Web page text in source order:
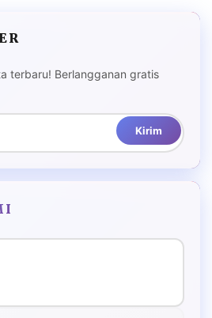
terbaru! Berlangganan gratis
Kirim